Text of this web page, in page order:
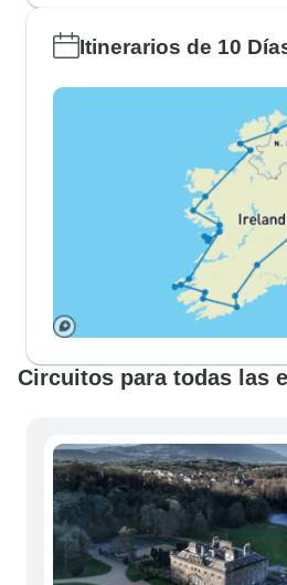
Itinerarios de 10
Circuitos para todas las